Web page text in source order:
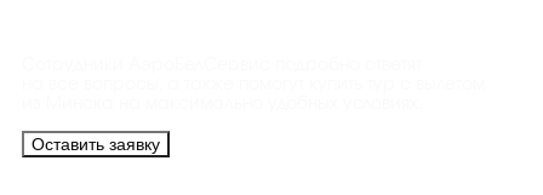
Оставить заявку